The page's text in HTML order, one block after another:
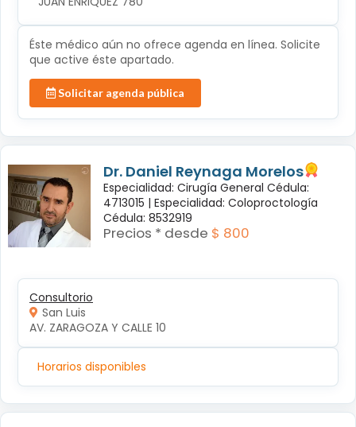
Éste médico aún no ofrece agenda en línea. Solicite
que active éste apartado.
Solicitar agenda pública
Dr. Daniel Reynaga Morelos
Especialidad: Cirugía General Cédula:
4713015 | Especialidad: Coloproctología
Cédula: 8532919
Precios * desde $ 800
Consultorio
San Luis
AV. ZARAGOZA Y CALLE 10
Horarios disponibles